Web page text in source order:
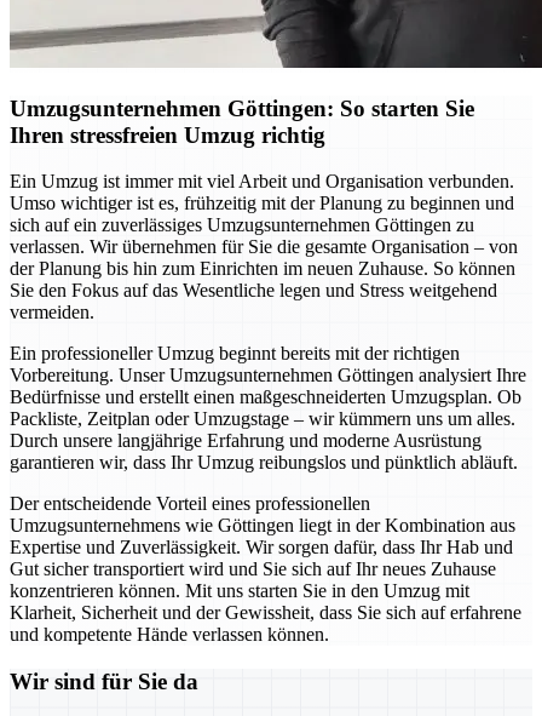
Umzugsunternehmen Göttingen: So starten Sie
Ihren stressfreien Umzug richtig
Ein Umzug ist immer mit viel Arbeit und Organisation verbunden.
Umso wichtiger ist es, frühzeitig mit der Planung zu beginnen und
sich auf ein zuverlässiges Umzugsunternehmen Göttingen zu
verlassen. Wir übernehmen für Sie die gesamte Organisation – von
der Planung bis hin zum Einrichten im neuen Zuhause. So können
Sie den Fokus auf das Wesentliche legen und Stress weitgehend
vermeiden.
Ein professioneller Umzug beginnt bereits mit der richtigen
Vorbereitung. Unser Umzugsunternehmen Göttingen analysiert Ihre
Bedürfnisse und erstellt einen maßgeschneiderten Umzugsplan. Ob
Packliste, Zeitplan oder Umzugstage – wir kümmern uns um alles.
Durch unsere langjährige Erfahrung und moderne Ausrüstung
garantieren wir, dass Ihr Umzug reibungslos und pünktlich abläuft.
Der entscheidende Vorteil eines professionellen
Umzugsunternehmens wie Göttingen liegt in der Kombination aus
Expertise und Zuverlässigkeit. Wir sorgen dafür, dass Ihr Hab und
Gut sicher transportiert wird und Sie sich auf Ihr neues Zuhause
konzentrieren können. Mit uns starten Sie in den Umzug mit
Klarheit, Sicherheit und der Gewissheit, dass Sie sich auf erfahrene
und kompetente Hände verlassen können.
Wir sind für Sie da